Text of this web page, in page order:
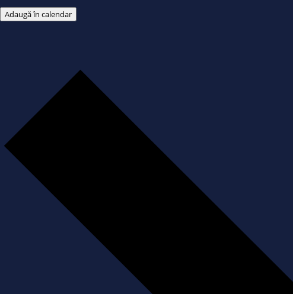
Adaugă în calendar